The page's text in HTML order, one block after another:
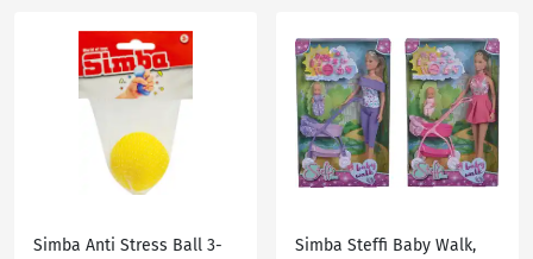
Simba Anti Stress Ball 3-
Simba Steffi Baby Walk,